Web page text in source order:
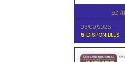
03/09/2026
5 DISPONIBLES